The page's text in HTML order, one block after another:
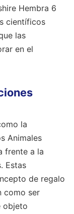
Hembra 6
científicos
las
en el
la
Animales
frente a la
Estas
de regalo
como ser
objeto